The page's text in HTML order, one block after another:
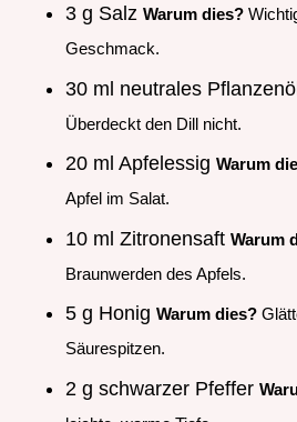
3 g Salz Warum dies?
Geschmack.
30 ml neutrales
Überdeckt den Dill nicht.
20 ml Apfelessig Warum
Apfel im Salat.
10 ml Zitronensaft Warum
Braunwerden des Apfels.
5 g Honig Warum dies?
Säurespitzen.
2 g schwarzer Pfeffer